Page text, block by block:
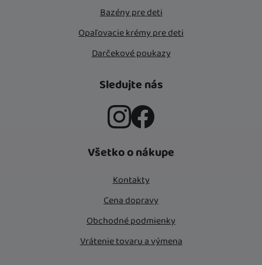
Bazény pre deti
Opaľovacie krémy pre deti
Darčekové poukazy
Sledujte nás
Všetko o nákupe
Kontakty
Cena dopravy
Obchodné podmienky
Vrátenie tovaru a výmena